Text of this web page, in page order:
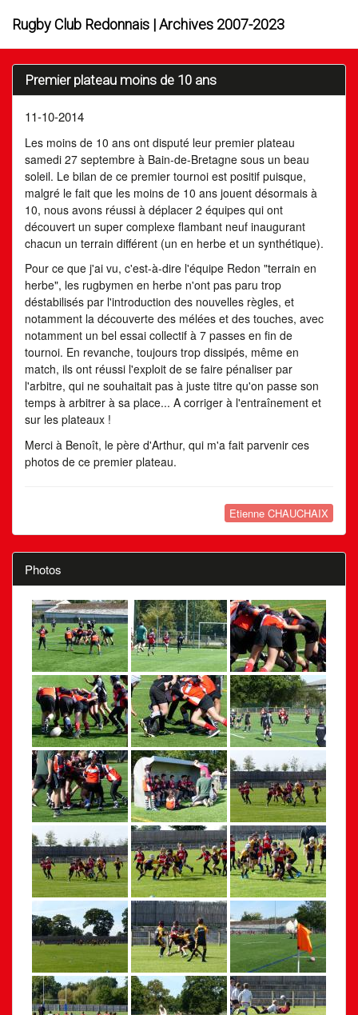
Rugby Club Redonnais | Archives 2007-2023
Premier plateau moins de 10 ans
11-10-2014
Les moins de 10 ans ont disputé leur premier plateau
samedi 27 septembre à Bain-de-Bretagne sous un beau
soleil. Le bilan de ce premier tournoi est positif puisque,
malgré le fait que les moins de 10 ans jouent désormais à
10, nous avons réussi à déplacer 2 équipes qui ont
découvert un super complexe flambant neuf inaugurant
chacun un terrain différent (un en herbe et un synthétique).
Pour ce que j'ai vu, c'est-à-dire l'équipe Redon "terrain en
herbe", les rugbymen en herbe n'ont pas paru trop
déstabilisés par l'introduction des nouvelles règles, et
notamment la découverte des mélées et des touches, avec
notamment un bel essai collectif à 7 passes en fin de
tournoi. En revanche, toujours trop dissipés, même en
match, ils ont réussi l'exploit de se faire pénaliser par
l'arbitre, qui ne souhaitait pas à juste titre qu'on passe son
temps à arbitrer à sa place... A corriger à l'entraînement et
sur les plateaux !
Merci à Benoît, le père d'Arthur, qui m'a fait parvenir ces
photos de ce premier plateau.
Etienne CHAUCHAIX
Photos